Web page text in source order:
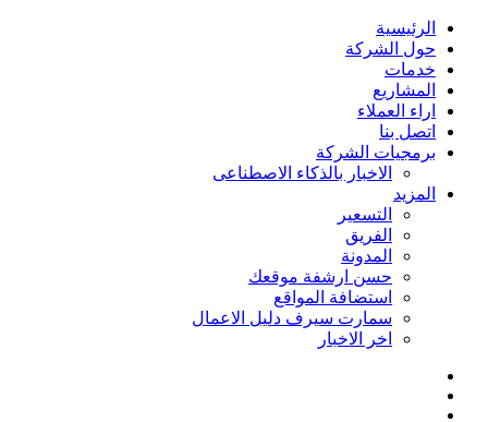
الرئيسية
حول الشركة
خدمات
المشاريع
اراء العملاء
اتصل بنا
برمجيات الشركة
الاخبار بالذكاء الاصطناعى
المزيد
التسعير
الفريق
المدونة
حسن ارشفة موقعك
استضافة المواقع
سمارت سيرف دليل الاعمال
اخر الاخبار